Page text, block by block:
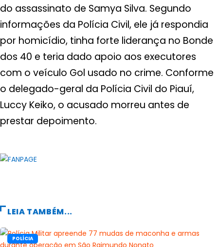
do assassinato de Samya Silva. Segundo
informações da Polícia Civil, ele já respondia
por homicídio, tinha forte liderança no Bonde
dos 40 e teria dado apoio aos executores
com o veículo Gol usado no crime. Conforme
o delegado-geral da Polícia Civil do Piauí,
Luccy Keiko, o acusado morreu antes de
prestar depoimento.
LEIA TAMBÉM...
POLÍCIA